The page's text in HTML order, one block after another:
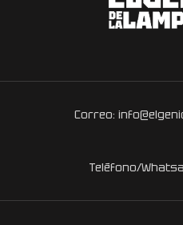
Correo:
Teléfono/